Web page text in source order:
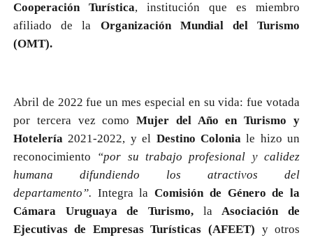
Cooperación Turística, institución que es miembro
afiliado de la Organización Mundial del Turismo
(OMT).
Abril de 2022 fue un mes especial en su vida: fue votada
por tercera vez comoMujer del Año en Turismo y
Hotelería2021-2022, y el Destino Coloniale hizo un
reconocimiento “por su trabajo profesional y calidez
humana difundiendo los atractivos del
departamento”. Integra la Comisión de Género de la
Cámara Uruguaya de Turismo, laAsociación de
Ejecutivas de Empresas Turísticas (AFEET) y otros